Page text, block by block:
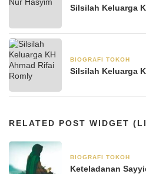
Silsilah Keluarga
BIOGRAFI TOKOH
Silsilah Keluarga
RELATED POST WIDGET
BIOGRAFI TOKOH
Keteladanan